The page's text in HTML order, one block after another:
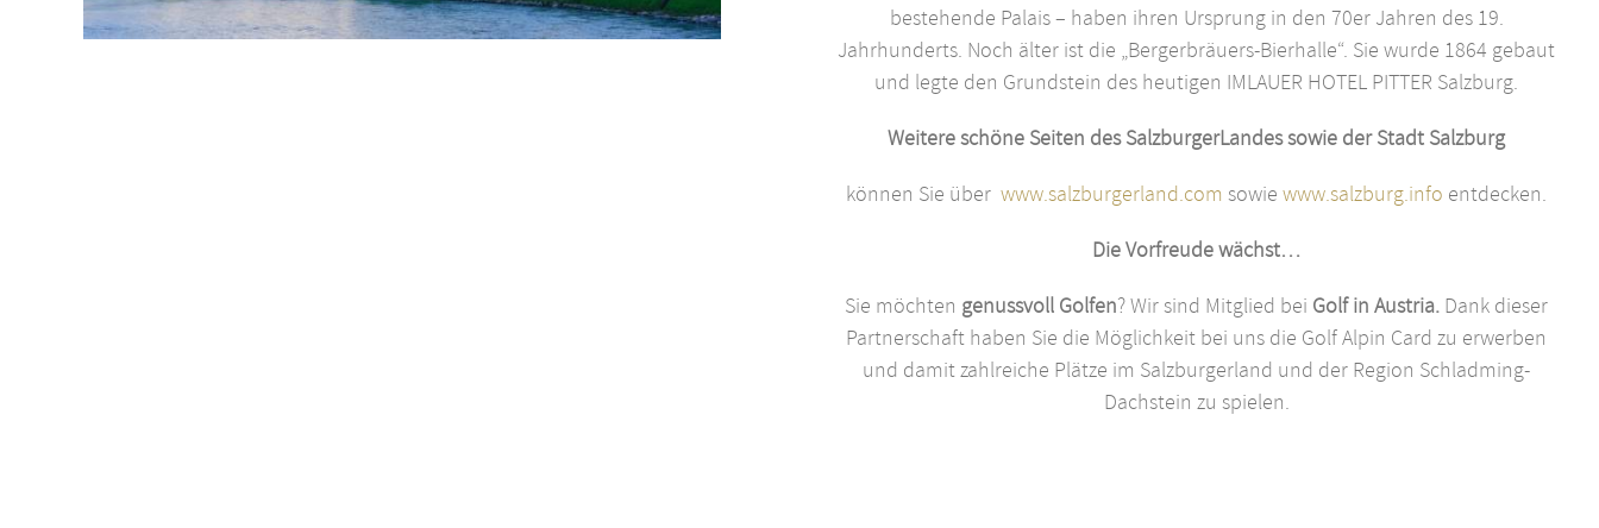
bestehende Palais – haben ihren Ursprung in den 70er Jahren des 19.
Jahrhunderts. Noch älter ist die „Bergerbräuers-Bierhalle“. Sie wurde 1864 gebaut
und legte den Grundstein des heutigen IMLAUER HOTEL PITTER Salzburg.
Weitere schöne Seiten des SalzburgerLandes sowie der Stadt Salzburg
können Sie überwww.salzburgerland.com sowiewww.salzburg.info entdecken.
Die Vorfreude wächst…
Sie möchten genussvoll Golfen? Wir sind Mitglied bei Golf in Austria. Dank dieser
Partnerschaft haben Sie die Möglichkeit bei uns die Golf Alpin Card zu erwerben
und damit zahlreiche Plätze im Salzburgerland und der Region Schladming-
Dachstein zu spielen.